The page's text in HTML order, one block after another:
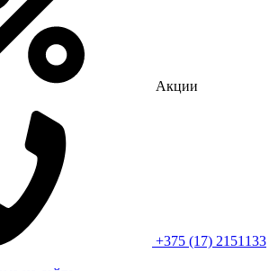
Акции
+375 (17) 2151133